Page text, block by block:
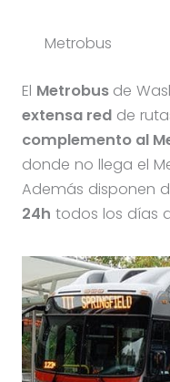
Metrobus
El Metrobus de
extensa redde
complemento al
donde no llega el
Además disponen
24h todos los días